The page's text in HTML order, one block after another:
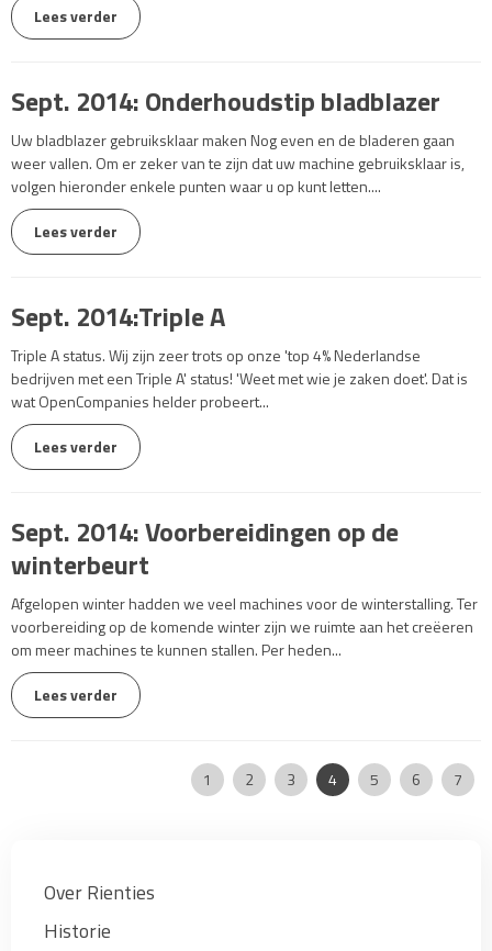
Lees verder
Sept. 2014: Onderhoudstip bladblazer
Uw bladblazer gebruiksklaar maken Nog even en de bladeren gaan
weer vallen. Om er zeker van te zijn dat uw machine gebruiksklaar is,
volgen hieronder enkele punten waar u op kunt letten....
Lees verder
Sept. 2014:Triple A
Triple A status. Wij zijn zeer trots op onze 'top 4% Nederlandse
bedrijven met een Triple A' status! 'Weet met wie je zaken doet'. Dat is
wat OpenCompanies helder probeert...
Lees verder
Sept. 2014: Voorbereidingen op de
winterbeurt
Afgelopen winter hadden we veel machines voor de winterstalling. Ter
voorbereiding op de komende winter zijn we ruimte aan het creëeren
om meer machines te kunnen stallen. Per heden...
Lees verder
1 2 3 4 5 6 7
Over Rienties
Historie